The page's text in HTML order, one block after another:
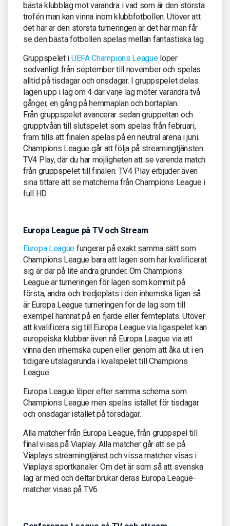
bästa klubblag mot varandra i vad som är den största
trofén man kan vinna inom klubbfotbollen. Utöver att
det här är den största turneringen är det här man får
se den bästa fotbollen spelas mellan fantastiska lag.
Gruppspelet i UEFA Champions Leaguelöper
sedvanligt från september till november och spelas
alltid på tisdagar och onsdagar. I gruppspelet delas
lagen upp i lag om 4 där varje lag möter varandra två
gånger, en gång på hemmaplan och bortaplan.
Från gruppspelet avancerar sedan gruppettan och
grupptvåan till slutspelet som spelas från februari,
fram tills att finalen spelas på en neutral arena i juni.
Champions League går att följa på streamingtjänsten
TV4 Play, där du har möjligheten att se varenda match
från gruppspelet till finalen. TV4 Play erbjuder även
sina tittare att se matcherna från Champions League i
full HD.
Europa League på TV och Stream
Europa League fungerar på exakt samma sätt som
Champions League bara att lagen som har kvalificerat
sig är där på lite andra grunder. Om Champions
League är turneringen för lagen som kommit på
första, andra och tredjeplats i den inhemska ligan så
är Europa League turneringen för de lag som till
exempel hamnat på en fjärde eller femteplats. Utöver
att kvalificera sig till Europa League via ligaspelet kan
europeiska klubbar även nå Europa League via att
vinna den inhemska cupen eller genom att åka ut i en
tidigare utslagsrunda i kvalspelet till Champions
League.
Europa League löper efter samma schema som
Champions League men spelas istället för tisdagar
och onsdagar istället på torsdagar.
Alla matcher från Europa League, från gruppspel till
final visas på Viaplay. Alla matcher går att se på
Viaplays streamingtjänst och vissa matcher visas i
Viaplays sportkanaler. Om det är som så att svenska
lag är med och deltar brukar deras Europa League-
matcher visas på TV6.